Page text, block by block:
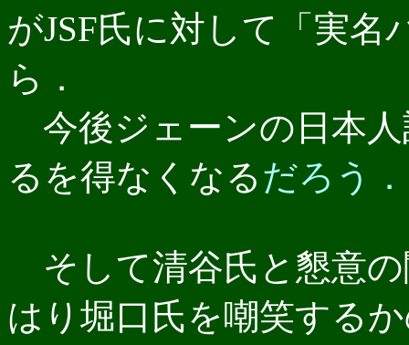
がJSF氏に対して「実
ら．
今後ジェーンの日本
るを得なくなるだろう．
そして清谷氏と懇意
はり堀口氏を嘲笑する